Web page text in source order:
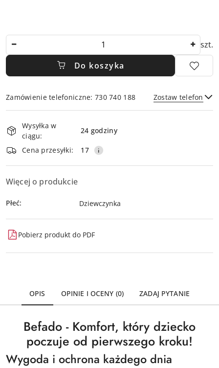
szt.
Do koszyka
Zamówienie telefoniczne: 730 740 188 Zostaw telefon
Dostępność
i
dostawa
Wysyłka w
ciągu:
24 godziny
Cena przesyłki: 17
Więcej o produkcie
Płeć: Dziewczynka
Pobierz produkt do PDF
OPIS OPINIE I OCENY (0) ZADAJ PYTANIE
Befado - Komfort, który dziecko
poczuje od pierwszego kroku!
Wygoda i ochrona każdego dnia